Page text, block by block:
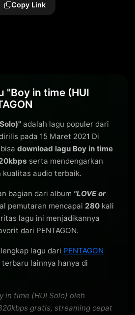
Copy Link
"Boy in time (HUI
adalah lagu populer dari
pada 15 Maret 2021 Di
download lagu Boy in time
serta mendengarkan
kualitas audio terbaik.
bagian dari album "LOVE or
pemutaran mencapai 280 kali
lagu ini menjadikannya
dari PENTAGON.
lagu dari PENTAGON
lainnya hanya di
in time (HUI Solo) oleh
gratis, streaming cepat